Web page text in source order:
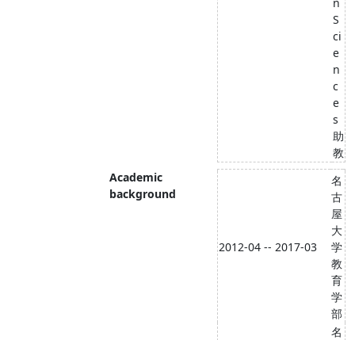
S
ci
e
n
c
e
s
助
教
Academic
background
2012-04 -- 2017-03
名
古
屋
大
学
教
育
学
部
名